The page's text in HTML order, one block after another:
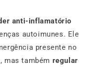
anti-inflamatório
autoimunes. Ele
presente no
mas também regular